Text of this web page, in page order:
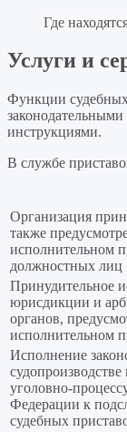
Где
Услуги и
Функции
инструкциями.
В службе
Организация
также
исполнительном
должностных лиц
Принудительное
юрисдикции и
органов,
исполнительном
Исполнение
Федерации к
судебных